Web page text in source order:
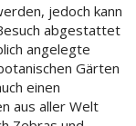
jedoch kann
abgestattet
angelegte
Gärten
einen
aus aller Welt